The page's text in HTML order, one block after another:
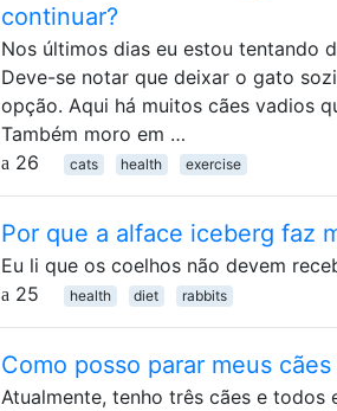
continuar?
Nos últimos dias eu estou tentando
Deve-se notar que deixar o gato
opção. Aqui há muitos cães vadios
Também moro em …
26
cats health exercise
Por que a alface iceberg faz
Eu li que os coelhos não devem
25
health diet rabbits
Como posso parar meus
Atualmente, tenho três cães e todos